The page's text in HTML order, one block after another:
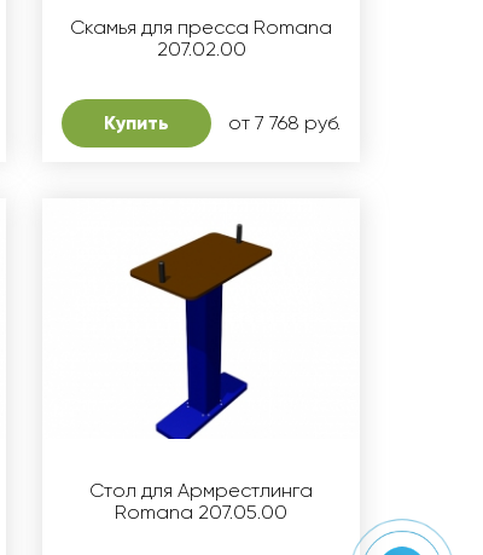
Скамья для пресса Romana
207.02.00
Купить от 7 768 руб.
Стол для Армрестлинга
Romana 207.05.00